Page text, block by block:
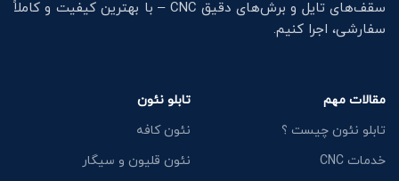
سقف‌های تایل و برش‌های دقیق CNC – با بهترین کیفیت و کاملاً
سفارشی، اجرا کنیم.
مقالات مهم
تابلو نئون چیست ؟
خدمات CNC
تابلو نئون
نئون کافه
نئون قلیون و سیگار